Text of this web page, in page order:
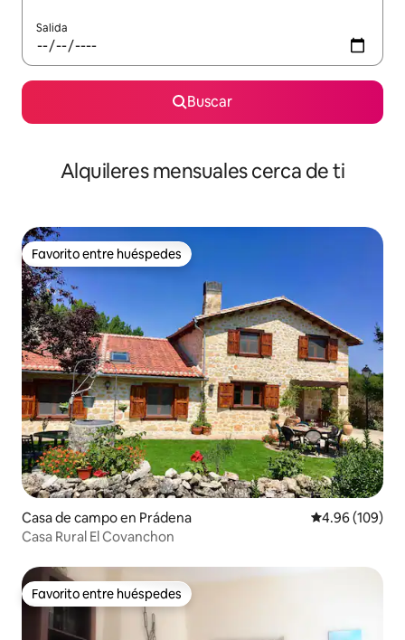
Salida
Buscar
Alquileres mensuales cerca de ti
Favorito entre huéspedes
Favorito entre huéspedes
Casa de campo en Prádena Calificación
4.96 (109)
Casa Rural El Covanchon
Favorito entre huéspedes
Favorito entre huéspedes